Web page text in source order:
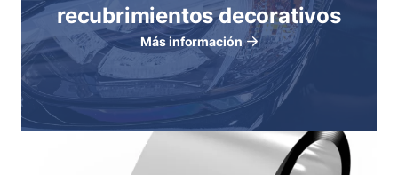
recubrimientos decorativos
Más información